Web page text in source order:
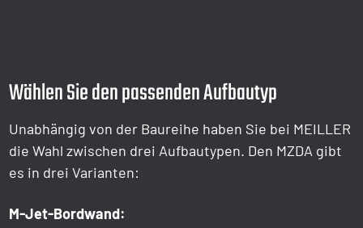
Wählen Sie den passenden Aufbautyp
Unabhängig von der Baureihe haben Sie bei MEILLER
die Wahl zwischen drei Aufbautypen. Den MZDA gibt
es in drei Varianten:
M-Jet-Bordwand: